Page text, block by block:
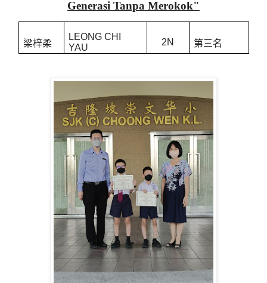
Generasi Tanpa Merokok"
梁梓柔
LEONG CHI
YAU
2N 第三名